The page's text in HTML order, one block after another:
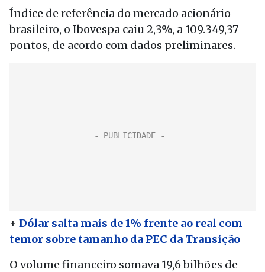
Índice de referência do mercado acionário
brasileiro, o Ibovespa caiu 2,3%, a 109.349,37
pontos, de acordo com dados preliminares.
+ Dólar salta mais de 1% frente ao real com
temor sobre tamanho da PEC da Transição
O volume financeiro somava 19,6 bilhões de